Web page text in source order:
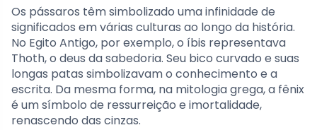
Os pássaros têm simbolizado uma infinidade de
significados em várias culturas ao longo da história.
No Egito Antigo, por exemplo, o íbis representava
Thoth, o deus da sabedoria. Seu bico curvado e suas
longas patas simbolizavam o conhecimento e a
escrita. Da mesma forma, na mitologia grega, a fênix
é um símbolo de ressurreição e imortalidade,
renascendo das cinzas.